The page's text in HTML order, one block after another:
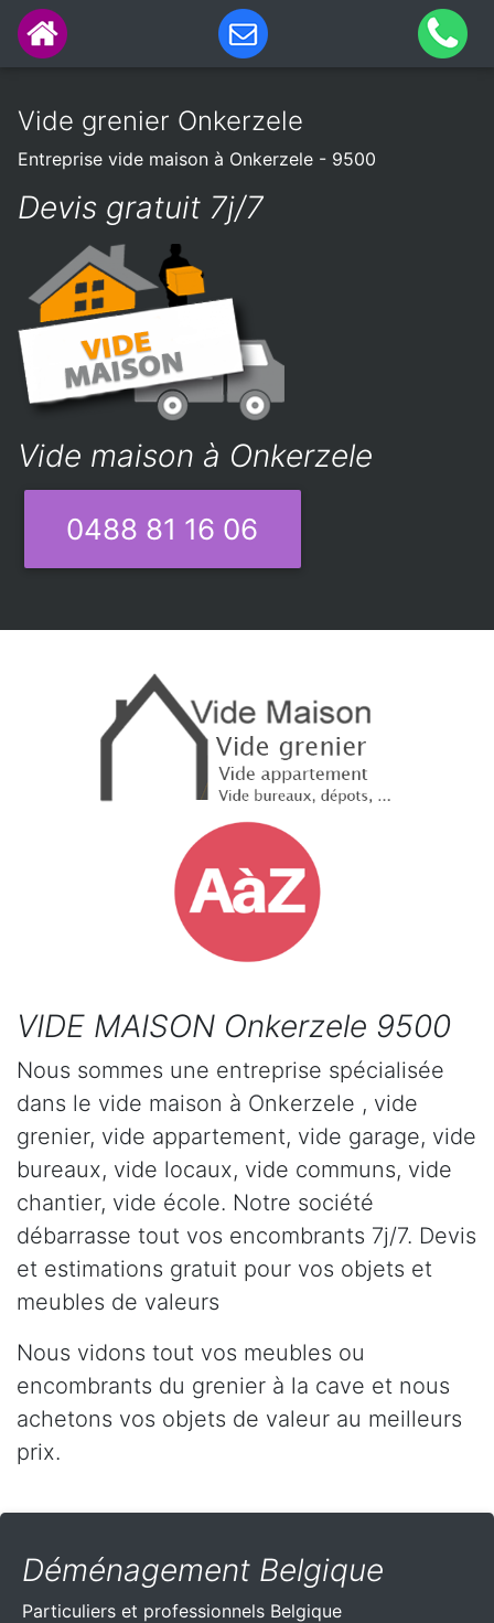
Vide grenier Onkerzele
Entreprise vide maison à Onkerzele - 9500
Devis gratuit 7j/7
Vide maison à Onkerzele
0488 81 16 06
VIDE MAISON Onkerzele 9500
Nous sommes une entreprise spécialisée
dans le vide maison à Onkerzele , vide
grenier, vide appartement, vide garage, vide
bureaux, vide locaux, vide communs, vide
chantier, vide école. Notre société
débarrasse tout vos encombrants 7j/7. Devis
et estimations gratuit pour vos objets et
meubles de valeurs
Nous vidons tout vos meubles ou
encombrants du grenier à la cave et nous
achetons vos objets de valeur au meilleurs
prix.
Déménagement Belgique
Particuliers et professionnels Belgique